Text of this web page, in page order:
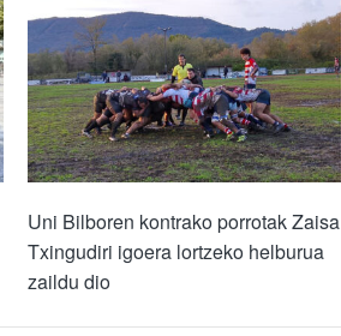
Uni Bilboren kontrako porrotak Zaisa
Txingudiri igoera lortzeko helburua
zaildu dio